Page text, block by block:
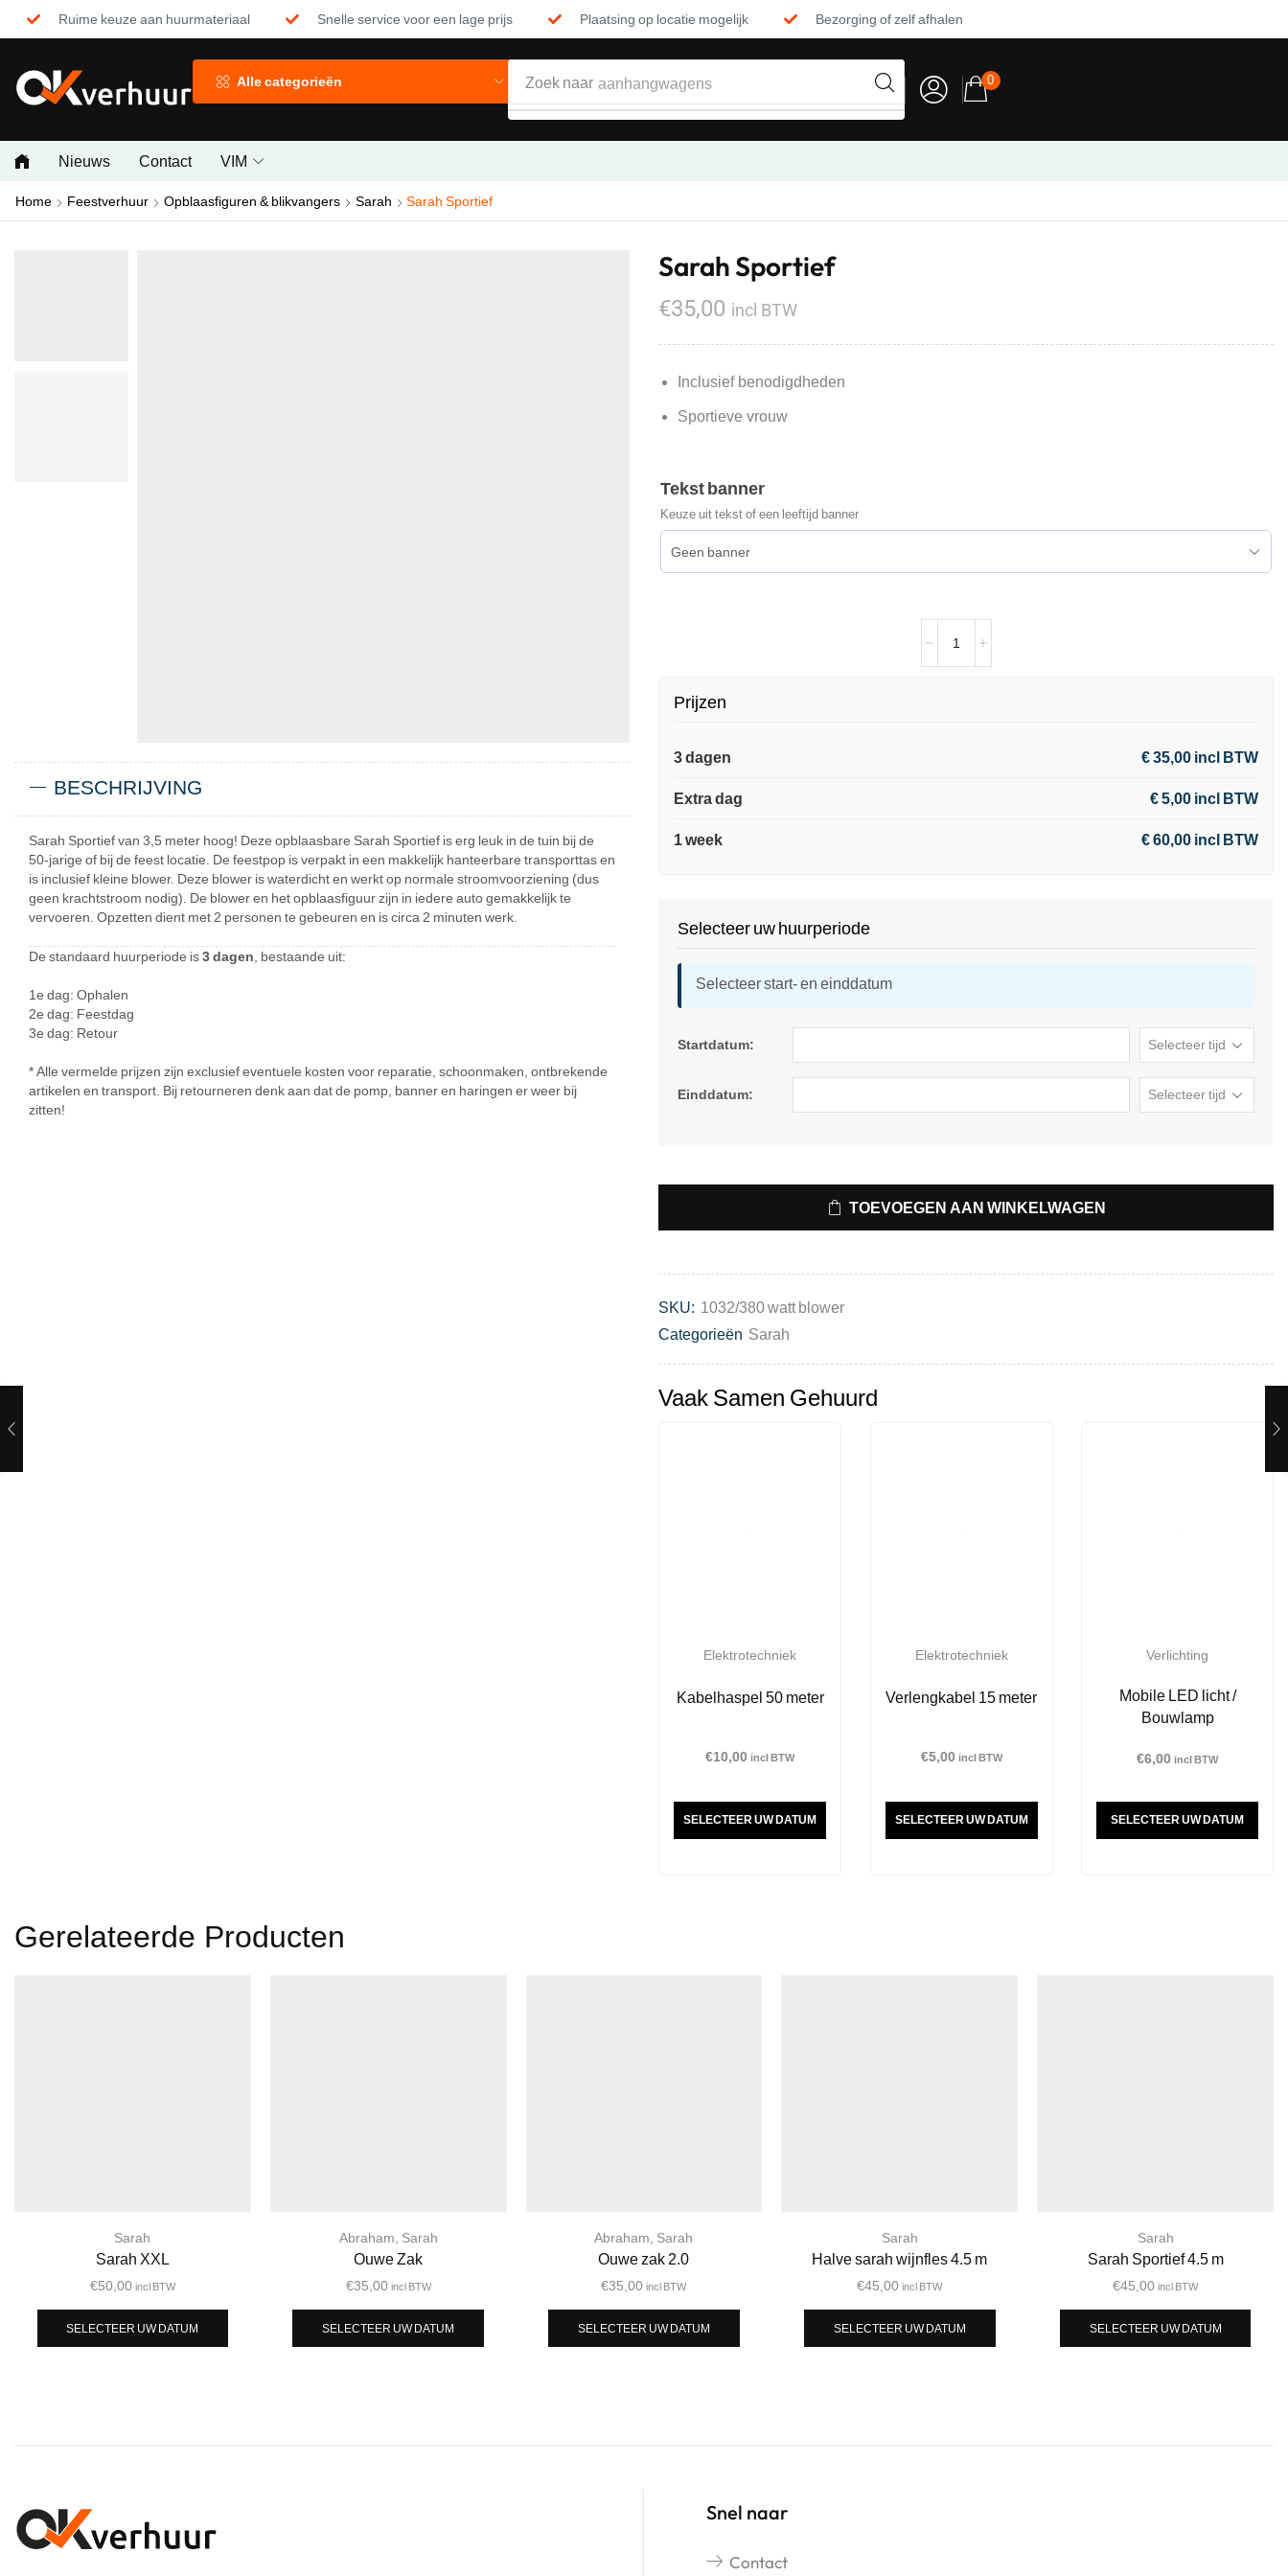
Ruime keuze aan huurmateriaal Snelle service voor een lage prijs Plaatsing op locatie mogelijk Bezorging of zelf afhalen
Alle categorieën Zoek naar aanhangwagens 0
Nieuws Contact VIM
Home Feestverhuur Opblaasfiguren & blikvangers Sarah Sarah Sportief
BESCHRIJVING
Sarah Sportief van 3,5 meter hoog! Deze opblaasbare Sarah Sportief is erg leuk in de tuin bij de
50-jarige of bij de feest locatie. De feestpop is verpakt in een makkelijk hanteerbare transporttas en
is inclusief kleine blower. Deze blower is waterdicht en werkt op normale stroomvoorziening (dus
geen krachtstroom nodig). De blower en het opblaasfiguur zijn in iedere auto gemakkelijk te
vervoeren. Opzetten dient met 2 personen te gebeuren en is circa 2 minuten werk.
De standaard huurperiode is3 dagen , bestaande uit:
1e dag: Ophalen
2e dag: Feestdag
3e dag: Retour
* Alle vermelde prijzen zijn exclusief eventuele kosten voor reparatie, schoonmaken, ontbrekende
artikelen en transport. Bij retourneren denk aan dat de pomp, banner en haringen er weer bij
zitten!
Sarah Sportief
€35,00 incl BTW
Inclusief benodigdheden
Sportieve vrouw
Tekst banner
Keuze uit tekst of een leeftijd banner
Prijzen
3 dagen € 35,00 incl BTW
Extra dag € 5,00 incl BTW
1 week € 60,00 incl BTW
Selecteer uw huurperiode
Selecteer start- en einddatum
Startdatum:
Einddatum:
TOEVOEGEN AAN WINKELWAGEN
SKU: 1032/380 watt blower
Categorieën Sarah
Vaak Samen Gehuurd
Elektrotechniek
Kabelhaspel 50 meter
€10,00 incl BTW
SELECTEER UW DATUM
Elektrotechniek
Verlengkabel 15 meter
€5,00 incl BTW
SELECTEER UW DATUM
Verlichting
Mobile LED licht /
Bouwlamp
€6,00 incl BTW
SELECTEER UW DATUM
Gerelateerde Producten
Sarah
Sarah XXL
€50,00 incl BTW
SELECTEER UW DATUM
Abraham Sarah
Ouwe Zak
€35,00 incl BTW
SELECTEER UW DATUM
Abraham Sarah
Ouwe zak 2.0
€35,00 incl BTW
SELECTEER UW DATUM
Sarah
Halve sarah wijnfles 4.5 m
€45,00 incl BTW
SELECTEER UW DATUM
Sarah
Sarah Sportief 4.5 m
€45,00 incl BTW
SELECTEER UW DATUM
Snel naar
Contact